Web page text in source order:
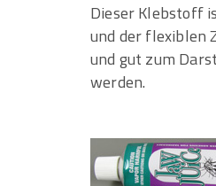
Dieser Klebstoff
und der flexiblen
und gut zum
werden.